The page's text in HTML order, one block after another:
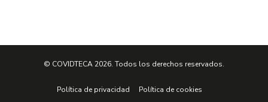
© COVIDTECA 2026. Todos los derechos reservados.
Política de privacidad Política de cookies